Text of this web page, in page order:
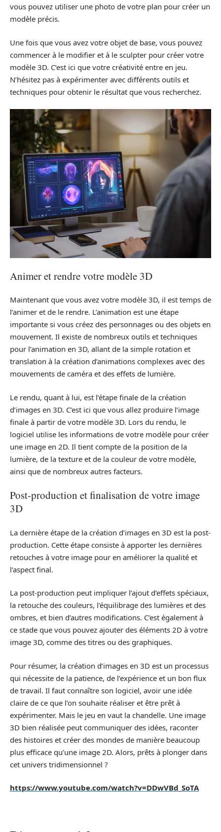
vous pouvez utiliser une photo de votre plan pour créer un
modèle précis.
Une fois que vous avez votre objet de base, vous pouvez
commencer à le modifier et à le sculpter pour créer votre
modèle 3D. C’est ici que votre créativité entre en jeu.
N’hésitez pas à expérimenter avec différents outils et
techniques pour obtenir le résultat que vous recherchez.
Animer et rendre votre modèle 3D
Maintenant que vous avez votre modèle 3D, il est temps de
l’animer et de le rendre. L’animation est une étape
importante si vous créez des personnages ou des objets en
mouvement. Il existe de nombreux outils et techniques
pour l’animation en 3D, allant de la simple rotation et
translation à la création d’animations complexes avec des
mouvements de caméra et des effets de lumière.
Le rendu, quant à lui, est l’étape finale de la création
d’images en 3D. C’est ici que vous allez produire l’image
finale à partir de votre modèle 3D. Lors du rendu, le
logiciel utilise les informations de votre modèle pour créer
une image en 2D. Il tient compte de la position de la
lumière, de la texture et de la couleur de votre modèle,
ainsi que de nombreux autres facteurs.
Post-production et finalisation de votre image
3D
La dernière étape de la création d’images en 3D est la post-
production. Cette étape consiste à apporter les dernières
retouches à votre image pour en améliorer la qualité et
l’aspect final.
La post-production peut impliquer l’ajout d’effets spéciaux,
la retouche des couleurs, l’équilibrage des lumières et des
ombres, et bien d’autres modifications. C’est également à
ce stade que vous pouvez ajouter des éléments 2D à votre
image 3D, comme des titres ou des graphiques.
Pour résumer, la création d’images en 3D est un processus
qui nécessite de la patience, de l’expérience et un bon flux
de travail. Il faut connaître son logiciel, avoir une idée
claire de ce que l’on souhaite réaliser et être prêt à
expérimenter. Mais le jeu en vaut la chandelle. Une image
3D bien réalisée peut communiquer des idées, raconter
des histoires et créer des mondes de manière beaucoup
plus efficace qu’une image 2D. Alors, prêts à plonger dans
cet univers tridimensionnel ?
https://www.youtube.com/watch?v=DDwVBd_SoTA